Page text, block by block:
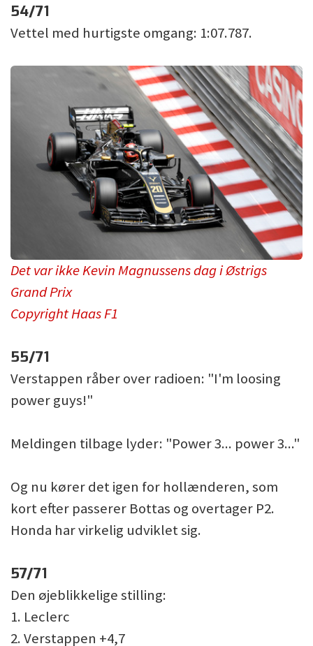
54/71
Vettel med hurtigste omgang: 1:07.787.
Det var ikke Kevin Magnussens dag i Østrigs
Grand Prix
Copyright Haas F1
55/71
Verstappen råber over radioen: "I'm loosing
power guys!"
Meldingen tilbage lyder: "Power 3... power 3..."
Og nu kører det igen for hollænderen, som
kort efter passerer Bottas og overtager P2.
Honda har virkelig udviklet sig.
57/71
Den øjeblikkelige stilling:
1. Leclerc
2. Verstappen +4,7